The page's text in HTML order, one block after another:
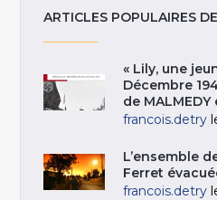
ARTICLES POPULAIRES
« Lily, une
Décembre
de MALMEDY
francois.detry
L’ensemble
Ferret
francois.detry